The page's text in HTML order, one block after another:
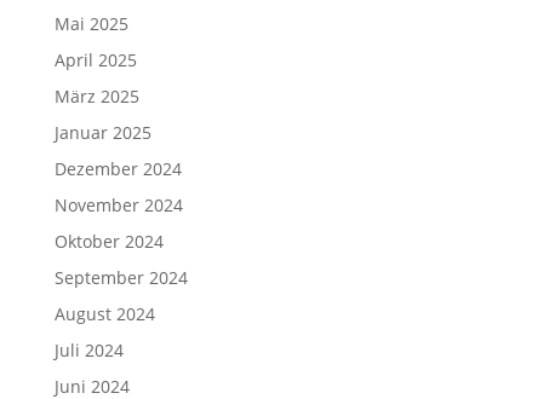
Mai 2025
April 2025
März 2025
Januar 2025
Dezember 2024
November 2024
Oktober 2024
September 2024
August 2024
Juli 2024
Juni 2024